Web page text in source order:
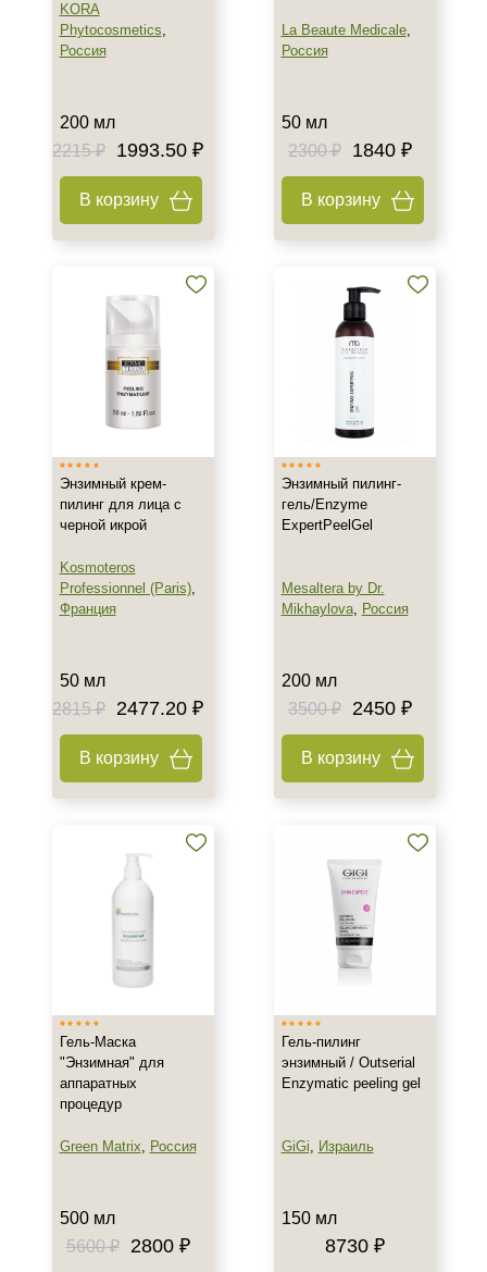
Возраст
Действие
Восстановление
Показать еще
Гиперпигментация
Результат
Защита
Обновление клеток
Показать еще
Декольте
Лицо
Объём
Каолин
Мочевина
Показать еще
Процедура
KORA
Phytocosmetics,
Россия
200 мл
2215 ₽
1993.50 ₽
В корзину
La Beaute Medicale,
Россия
50 мл
2300 ₽
1840 ₽
В корзину
Энзимный крем-
пилинг для лица с
черной икрой
Kosmoteros
Professionnel (Paris),
Франция
50 мл
2815 ₽
2477.20 ₽
В корзину
Энзимный пилинг-
гель/Enzyme
ExpertPeelGel
Mesaltera by Dr.
Mikhaylova, Россия
200 мл
3500 ₽
2450 ₽
В корзину
Гель-Маска
"Энзимная" для
аппаратных
процедур
Green Matrix, Россия
500 мл
5600 ₽
2800 ₽
Гель-пилинг
энзимный / Outserial
Enzymatic peeling gel
GiGi, Израиль
150 мл
8730 ₽